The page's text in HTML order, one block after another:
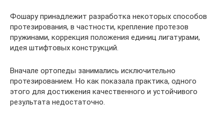
Фошару принадлежит разработка некоторых способов
протезирования, в частности, крепление протезов
пружинами, коррекция положения единиц лигатурами,
идея штифтовых конструкций.
Вначале ортопеды занимались исключительно
протезированием. Но как показала практика, одного
этого для достижения качественного и устойчивого
результата недостаточно.